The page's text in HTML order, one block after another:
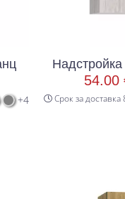
+4
54.00
Срок за доставка